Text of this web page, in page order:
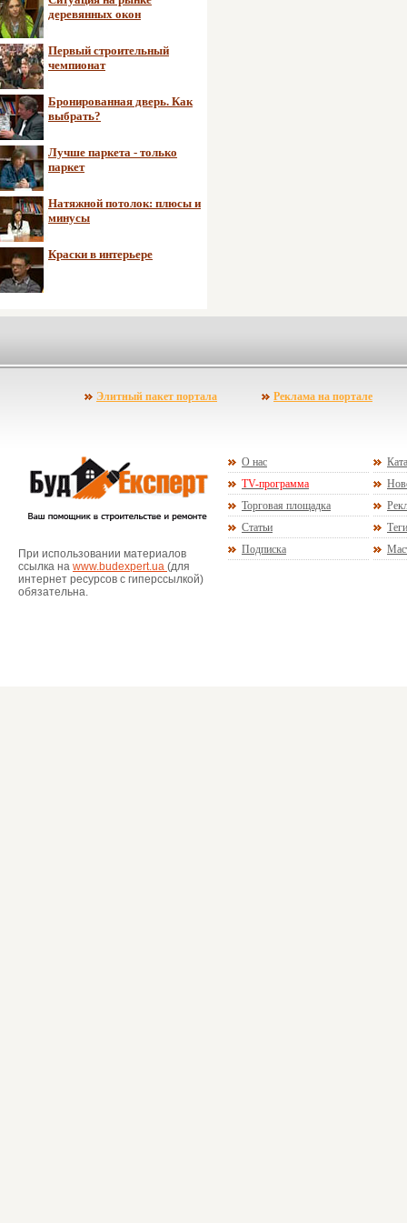
деревянных окон
Первый строительный
чемпионат
Бронированная дверь. Как
выбрать?
Лучше паркета - только
паркет
Натяжной потолок: плюсы и
минусы
Краски в интерьере
Элитный пакет портала Реклама на портале
При использовании материалов
ссылка на www.budexpert.ua (для
интернет ресурсов с гиперссылкой)
обязательна.
О нас
TV-программа
Торговая площадка
Статьи
Теги
Подписка